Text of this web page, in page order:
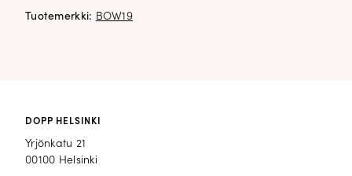
Tuotemerkki: BOW19
DOPP HELSINKI
Yrjönkatu 21
00100 Helsinki